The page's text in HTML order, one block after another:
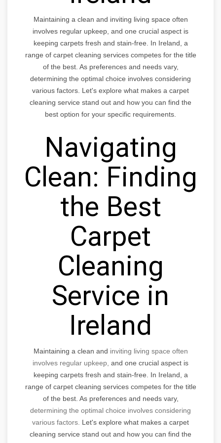
Maintaining a clean and inviting living space often
involves regular upkeep, and one crucial aspect is
keeping carpets fresh and stain-free. In Ireland, a
range of carpet cleaning services competes for the title
of the best. As preferences and needs vary,
determining the optimal choice involves considering
various factors. Let's explore what makes a carpet
cleaning service stand out and how you can find the
best option for your specific requirements.
Navigating
Clean: Finding
the Best
Carpet
Cleaning
Service in
Ireland
Maintaining a clean and inviting living space often
involves regular upkeep, and one crucial aspect is
keeping carpets fresh and stain-free. In Ireland, a
range of carpet cleaning services competes for the title
of the best. As preferences and needs vary,
determining the optimal choice involves considering
various factors. Let's explore what makes a carpet
cleaning service stand out and how you can find the